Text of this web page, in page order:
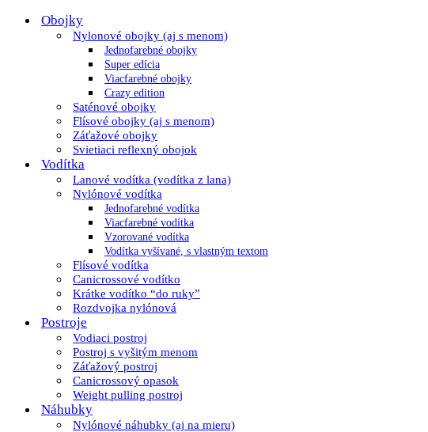
Obojky
Nylonové obojky (aj s menom)
Jednofarebné obojky
Super edícia
Viacfarebné obojky
Crazy edition
Saténové obojky
Flísové obojky (aj s menom)
Záťažové obojky
Svietiaci reflexný obojok
Vodítka
Lanové vodítka (vodítka z lana)
Nylónové vodítka
Jednofarebné vodítka
Viacfarebné vodítka
Vzorované vodítka
Vodítka vyšívané, s vlastným textom
Flísové vodítka
Canicrossové vodítko
Krátke vodítko “do ruky”
Rozdvojka nylónová
Postroje
Vodiaci postroj
Postroj s vyšitým menom
Záťažový postroj
Canicrossový opasok
Weight pulling postroj
Náhubky
Nylónové náhubky (aj na mieru)